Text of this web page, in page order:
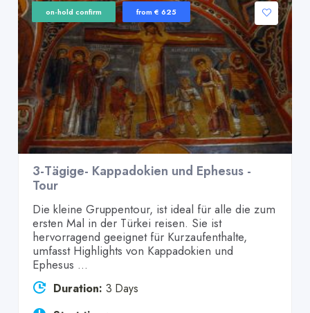
on-hold confirm from € 625
3-Tägige- Kappadokien und Ephesus -
Tour
Die kleine Gruppentour, ist ideal für alle die zum
ersten Mal in der Türkei reisen. Sie ist
hervorragend geeignet für Kurzaufenthalte,
umfasst Highlights von Kappadokien und
Ephesus ...
Duration: 3 Days